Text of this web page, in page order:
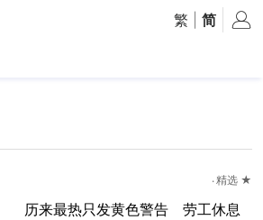
繁 简
精选 ★
历来最热只发黄色警告 劳工休息